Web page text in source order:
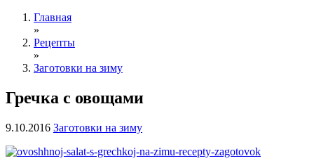
Главная
»
Рецепты
»
Заготовки на зиму
Гречка с овощами
9.10.2016 Заготовки на зиму